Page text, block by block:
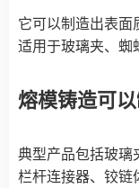
它可以制造出表面
适用于玻璃夹、蜘
熔模铸造可
典型产品包括玻璃
栏杆连接器、铰链